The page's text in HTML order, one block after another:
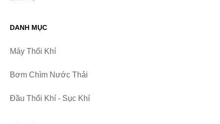
DANH MỤC
Máy Thổi Khí
Bơm Chìm Nước Thải
Đầu Thổi Khí - Sục Khí